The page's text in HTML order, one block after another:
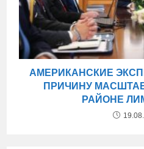
АМЕРИКАНСКИЕ
ПРИЧИНУ
РАЙОНЕ